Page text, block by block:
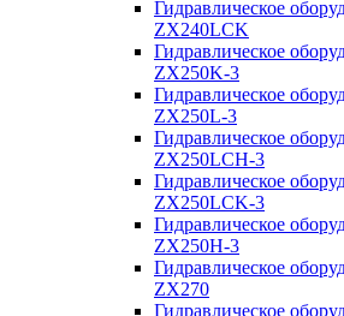
Гидравлическое
ZX240LCK
Гидравлическое
ZX250K-3
Гидравлическое
ZX250L-3
Гидравлическое
ZX250LCH-3
Гидравлическое
ZX250LCK-3
Гидравлическое
ZX250Н-3
Гидравлическое
ZX270
Гидравлическое